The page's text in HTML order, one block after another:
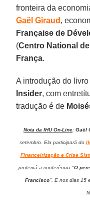
fronteira da
Gaël Giraud ,
Française de
(Centro National
França.
A introdução do
Insider, com
tradução é de
Nota da IHU On-Line: Gaël
setembro. Ela participará do
Financeirização e Crise
proferirá a conferência "O
Francisco". E nos dias 15